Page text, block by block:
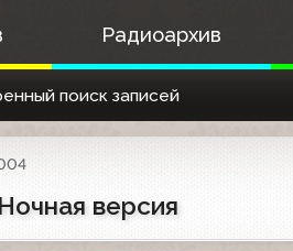
Радиоархив
поиск записей
версия